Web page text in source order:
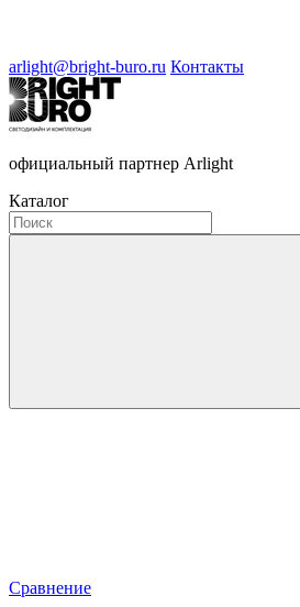
arlight@bright-buro.ru Контакты
официальный партнер Arlight
Каталог
Сравнение